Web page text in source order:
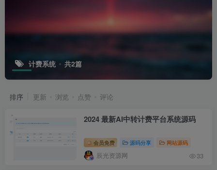
计费系统 共2篇
排序 更新 浏览 点赞 评论
2024 最新AI中转计费平台系统源码
会员免费 源码分享 网站源码
辰光资源网 33